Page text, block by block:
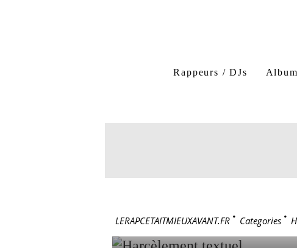
Rappeurs / DJs
LERAPCETAITMIEUXAVANT.FR > Categories >